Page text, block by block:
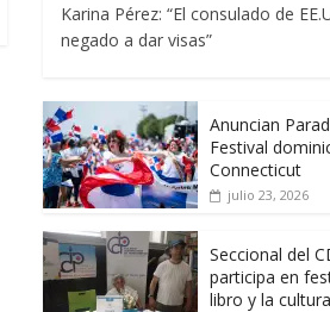
Karina Pérez: “El consulado de
negado a dar visas”
Anuncian
Festival
Connecticut
julio 23, 2026
Seccional del
participa en
libro y la